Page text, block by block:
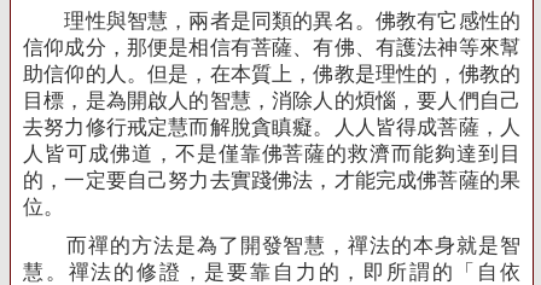
理性與智慧，兩者是同類的異名。佛教有它感性的
信仰成分，那便是相信有菩薩、有佛、有護法神等來幫
助信仰的人。但是，在本質上，佛教是理性的，佛教的
目標，是為開啟人的智慧，消除人的煩惱，要人們自己
去努力修行戒定慧而解脫貪瞋癡。人人皆得成菩薩，人
人皆可成佛道，不是僅靠佛菩薩的救濟而能夠達到目
的，一定要自己努力去實踐佛法，才能完成佛菩薩的果
位。
而禪的方法是為了開發智慧，禪法的本身就是智
慧。禪法的修證，是要靠自力的，即所謂的「自依